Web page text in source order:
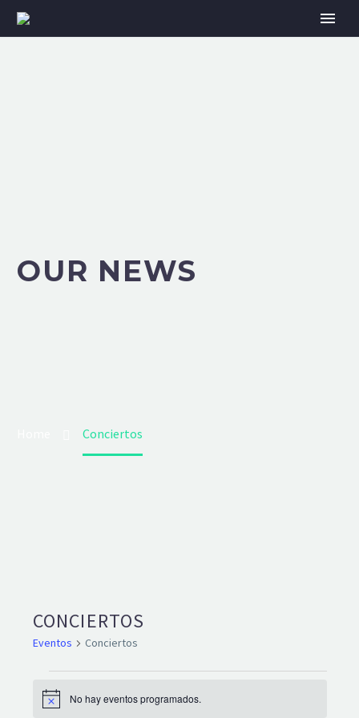
OUR NEWS
Conciertos
CONCIERTOS
Eventos Conciertos
EVENTOS
Aviso No hay eventos programados.